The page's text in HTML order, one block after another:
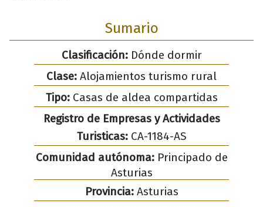
Sumario
Clasificación:Dónde dormir
Clase: Alojamientos turismo rural
Tipo:Casas de aldea compartidas
Registro de Empresas y Actividades
Turisticas:CA-1184-AS
Comunidad autónoma:Principado de
Asturias
Provincia:Asturias